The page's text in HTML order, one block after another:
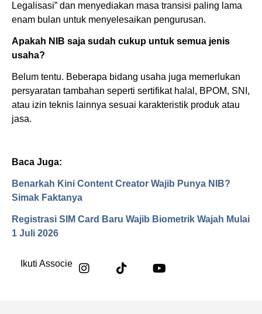
Legalisasi” dan menyediakan masa transisi paling lama
enam bulan untuk menyelesaikan pengurusan.
Apakah NIB saja sudah cukup untuk semua jenis
usaha?
Belum tentu. Beberapa bidang usaha juga memerlukan
persyaratan tambahan seperti sertifikat halal, BPOM, SNI,
atau izin teknis lainnya sesuai karakteristik produk atau
jasa.
Baca Juga:
Benarkah Kini Content Creator Wajib Punya NIB?
Simak Faktanya
Registrasi SIM Card Baru Wajib Biometrik Wajah Mulai
1 Juli 2026
Ikuti Associe